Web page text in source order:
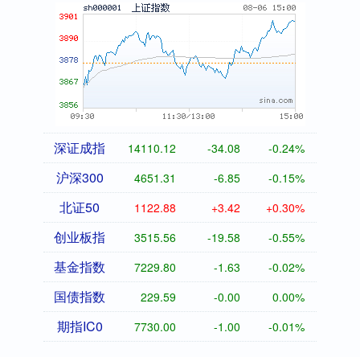
深证成指 14110.12 -34.08 -0.24%
沪深300 4651.31 -6.85 -0.15%
北证50 1122.88 +3.42 +0.30%
创业板指 3515.56 -19.58 -0.55%
基金指数 7229.80 -1.63 -0.02%
国债指数 229.59 -0.00 0.00%
期指IC0 7730.00 -1.00 -0.01%